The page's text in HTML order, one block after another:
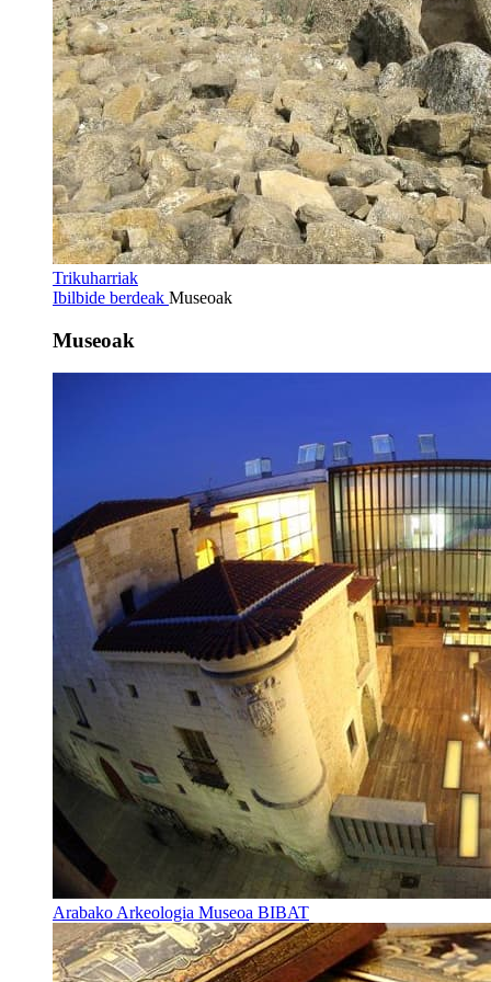
Trikuharriak
Ibilbide berdeak Museoak
Museoak
Arabako Arkeologia Museoa BIBAT